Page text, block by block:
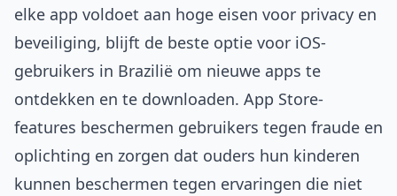
elke app voldoet aan hoge eisen voor privacy en
beveiliging, blijft de beste optie voor iOS-
gebruikers in Brazilië om nieuwe apps te
ontdekken en te downloaden. App Store-
features beschermen gebruikers tegen fraude en
oplichting en zorgen dat ouders hun kinderen
kunnen beschermen tegen ervaringen die niet